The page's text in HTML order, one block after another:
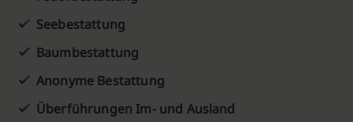
Seebestattung
Baumbestattung
Anonyme Bestattung
Überführungen Im- und Ausland